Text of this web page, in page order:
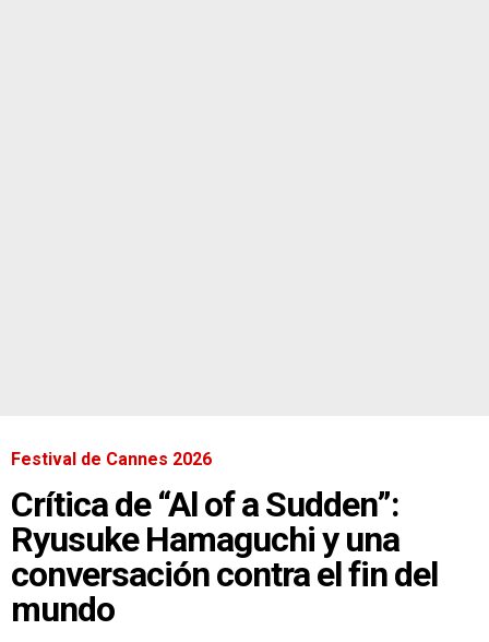
Festival de Cannes 2026
Crítica de “Al of a Sudden”:
Ryusuke Hamaguchi y una
conversación contra el fin del
mundo